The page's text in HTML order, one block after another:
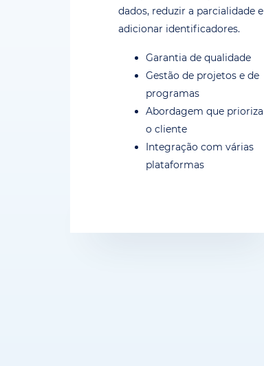
dados, reduzir a parcialidade e
adicionar identificadores.
Garantia de qualidade
Gestão de projetos e de
programas
Abordagem que prioriza
o cliente
Integração com várias
plataformas